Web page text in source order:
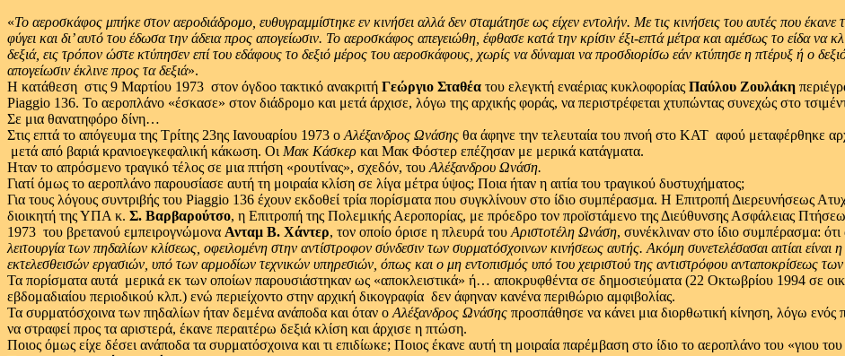
«Το αεροσκάφος μπήκε στον αεροδιάδρομο, ευθυγραμμίστηκε εν κινήσει αλλά δεν σταμάτησε ως είχεν εντολήν. Με τις κινήσεις του αυτές που
φύγει και δι’ αυτό του έδωσα την άδεια προς απογείωσιν. Το αεροσκάφος απεγειώθη, έφθασε κατά την κρίσιν έξι-επτά μέτρα και αμέσως το είδα να
δεξιά, εις τρόπον ώστε κτύπησεν επί του εδάφους το δεξιό μέρος του αεροσκάφους, χωρίς να δύναμαι να προσδιορίσω εάν κτύπησε η πτέρυξ ή ο
απογείωσιν έκλινε προς τα δεξιά».
Η κατάθεση ­ στις 9 Μαρτίου 1973 ­ στον όγδοο τακτικό ανακριτή Γεώργιο Σταθέα του ελεγκτή εναέριας κυκλοφορίας Παύλου Ζουλάκη
Piaggio 136. Το αεροπλάνο «έσκασε» στον διάδρομο και μετά άρχισε, λόγω της αρχικής φοράς, να περιστρέφεται χτυπώντας συνεχώς στο
Σε μια θανατηφόρο δίνη…
Στις επτά το απόγευμα της Τρίτης 23ης Ιανουαρίου 1973 ο Αλέξανδρος Ωνάσης θα άφηνε την τελευταία του πνοή στο ΚΑΤ ­ αφού μεταφέρθηκε
­ μετά από βαριά κρανιοεγκεφαλική κάκωση. Οι Μακ Κάσκερ και Μακ Φόστερ επέζησαν με μερικά κατάγματα.
Ηταν το απρόσμενο τραγικό τέλος σε μια πτήση «ρουτίνας», σχεδόν, του Αλέξανδρου Ωνάση.
Γιατί όμως το αεροπλάνο παρουσίασε αυτή τη μοιραία κλίση σε λίγα μέτρα ύψος; Ποια ήταν η αιτία του τραγικού δυστυχήματος;
Για τους λόγους συντριβής του Piaggio 136 έχουν εκδοθεί τρία πορίσματα που συγκλίνουν στο ίδιο συμπέρασμα. Η Επιτροπή Διερευνήσεως
διοικητή της ΥΠΑ κ. Σ. Βαρβαρούτσο, η Επιτροπή της Πολεμικής Αεροπορίας, με πρόεδρο τον προϊστάμενο της Διεύθυνσης Ασφάλειας
1973 ­ του βρετανού εμπειρογνώμονα Ανταμ Β. Χάντερ, τον οποίο όρισε η πλευρά του Αριστοτέλη Ωνάση, συνέκλιναν στο ίδιο συμπέρασμα: ότι
λειτουργία των πηδαλίων κλίσεως, οφειλομένη στην αντίστροφον σύνδεσιν των συρματόσχοινων κινήσεως αυτής. Ακόμη συνετελέσασαι αιτίαι
εκτελεσθεισών εργασιών, υπό των αρμοδίων τεχνικών υπηρεσιών, όπως και ο μη εντοπισμός υπό του χειριστού της αντιστρόφου ανταποκρίσεως
Τα πορίσματα αυτά ­ μερικά εκ των οποίων παρουσιάστηκαν ως «αποκλειστικά» ή… αποκρυφθέντα σε δημοσιεύματα (22 Οκτωβρίου 1994 σε
εβδομαδιαίου περιοδικού κλπ.) ενώ περιείχοντο στην αρχική δικογραφία ­ δεν άφηναν κανένα περιθώριο αμφιβολίας.
Τα συρματόσχοινα των πηδαλίων ήταν δεμένα ανάποδα και όταν ο Αλέξανδρος Ωνάσης προσπάθησε να κάνει μια διορθωτική κίνηση, λόγω
να στραφεί προς τα αριστερά, έκανε περαιτέρω δεξιά κλίση και άρχισε η πτώση.
Ποιος όμως είχε δέσει ανάποδα τα συρματόσχοινα και τι επιδίωκε; Ποιος έκανε αυτή τη μοιραία παρέμβαση στο ίδιο το αεροπλάνο του «γιου